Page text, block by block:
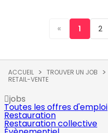
« 1 2
ACCUEIL TROUVER UN JOB
RETAIL-VENTE
jobs
Toutes les offres d'emploi
Restauration
Restauration collective